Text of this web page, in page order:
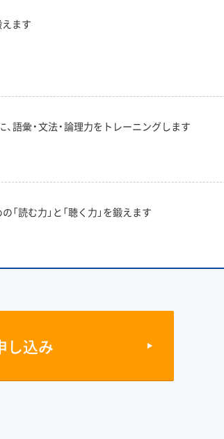
ます
語彙・文法・論理力をトレーニングします
読む力」と「聴く力」を鍛えます
し込み